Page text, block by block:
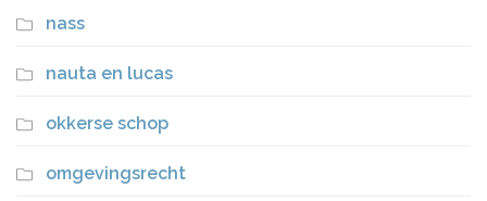
nass
nauta en lucas
okkerse schop
omgevingsrecht